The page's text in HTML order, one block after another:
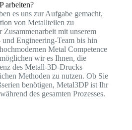
arbeiten?
es uns zur Aufgabe gemacht,
von Metallteilen zu
Zusammenarbeit mit unserem
Engineering-Team bis hin
Metal Competence
wir es Ihnen, die
des Metall-3D-Drucks
Methoden zu nutzen. Ob Sie
benötigen, Metal3DP ist Ihr
des gesamten Prozesses.